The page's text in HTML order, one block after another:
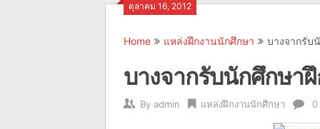
ตุลาคม 16, 2012
Home แหล่งฝึกงานนักศึกษา บางจากรับ
บางจากรับนักศึกษา
By admin แหล่งฝึกงานนักศึกษา 0